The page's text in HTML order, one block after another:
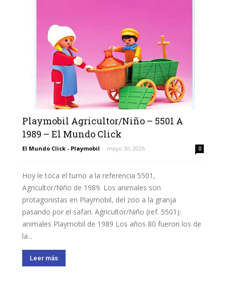
Playmobil Agricultor/Niño – 5501 A
1989 – El Mundo Click
El Mundo Click - Playmobil - mayo 30, 2026 0
Hoy le toca el turno a la referencia 5501,
Agricultor/Niño de 1989. Los animales son
protagonistas en Playmobil, del zoo a la granja
pasando por el safari. Agricultor/Niño (ref. 5501):
animales Playmobil de 1989 Los años 80 fueron los de
la...
Leer más